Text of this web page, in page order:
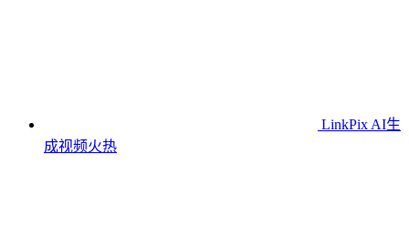
LinkPix AI生
成视频火热